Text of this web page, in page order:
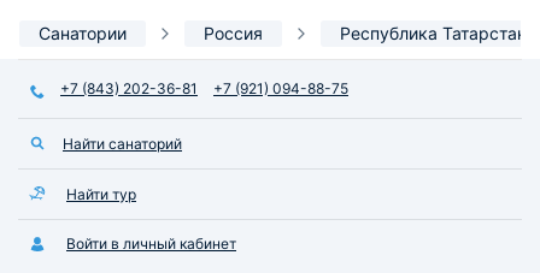
Санатории Россия Республика Татарстан
+7 (843) 202-36-81 +7 (921) 094-88-75
Найти санаторий
Найти тур
Войти в личный кабинет